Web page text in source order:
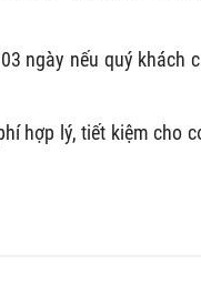
ngày nếu quý khách
hợp lý, tiết kiệm cho